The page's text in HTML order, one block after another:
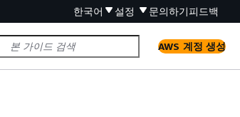
한국어 설정 문의하기피드백
AWS 계정 생성